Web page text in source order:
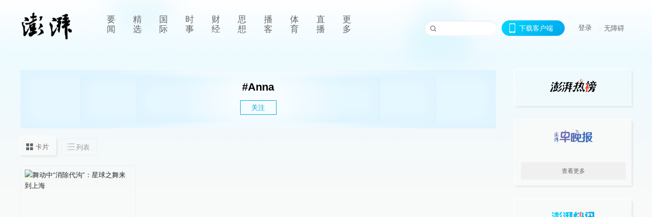
要
闻
精
选
国
际
时
事
财
经
思
想
播
客
体
育
直
播
更
多
下载客户端 登录 无障碍
#Anna
关注
卡片 列表
查看更多